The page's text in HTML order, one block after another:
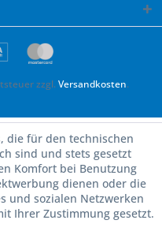
zzgl. Versandkosten.
die für den technischen
sind und stets gesetzt
Komfort bei Benutzung
dienen oder die
und sozialen Netzwerken
Ihrer Zustimmung gesetzt.